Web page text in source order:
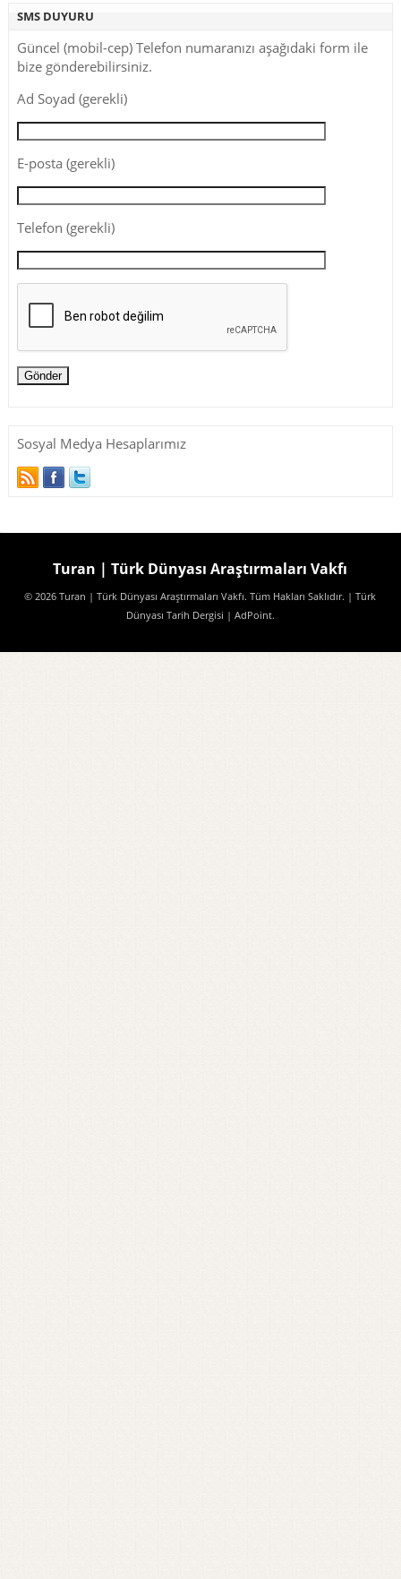
SMS DUYURU
Güncel (mobil-cep) Telefon numaranızı aşağıdaki form ile
bize gönderebilirsiniz.
Ad Soyad (gerekli)
E-posta (gerekli)
Telefon (gerekli)
Sosyal Medya Hesaplarımız
Turan | Türk Dünyası Araştırmaları Vakfı
© 2026 Turan | Türk Dünyası Araştırmaları Vakfı. Tüm Hakları Saklıdır. | Türk
Dünyası Tarih Dergisi | AdPoint.